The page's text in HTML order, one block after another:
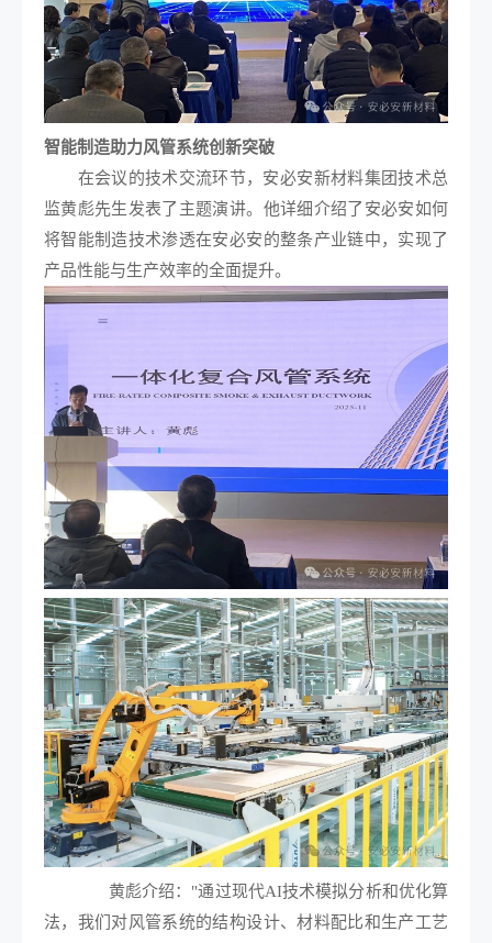
智能制造助力风管系统创新突破
在会议的技术交流环节，安必安新材料集团技术总
监黄彪先生发表了主题演讲。他详细介绍了安必安如何
将智能制造技术渗透在安必安的整条产业链中，实现了
产品性能与生产效率的全面提升。
黄彪介绍："通过现代AI技术模拟分析和优化算
法，我们对风管系统的结构设计、材料配比和生产工艺